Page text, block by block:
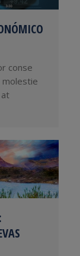
conse
molestie